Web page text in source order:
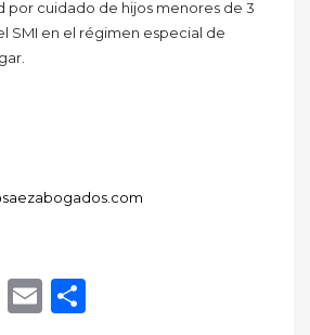
por cuidado de hijos menores de 3
SMI en el régimen especial de
WhatsApp
Email